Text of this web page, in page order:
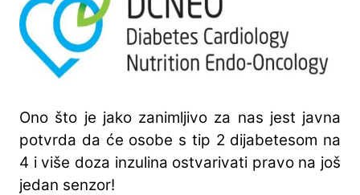
Ono što je jako zanimljivo za nas jest javna
potvrda da će osobe s tip 2 dijabetesom na
4 i više doza inzulina ostvarivati pravo na još
jedan senzor!